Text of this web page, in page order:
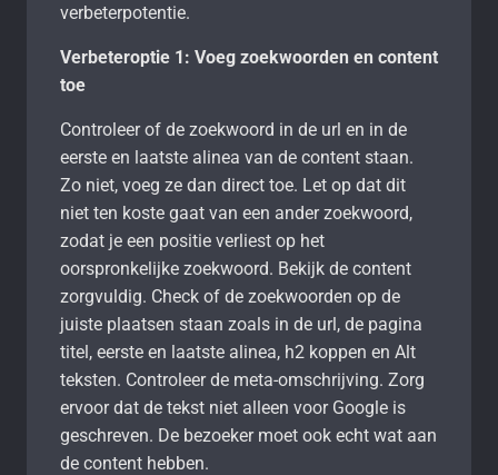
verbeterpotentie.
Verbeteroptie 1: Voeg zoekwoorden en content
toe
Controleer of de zoekwoord in de url en in de
eerste en laatste alinea van de content staan.
Zo niet, voeg ze dan direct toe. Let op dat dit
niet ten koste gaat van een ander zoekwoord,
zodat je een positie verliest op het
oorspronkelijke zoekwoord. Bekijk de content
zorgvuldig. Check of de zoekwoorden op de
juiste plaatsen staan zoals in de url, de pagina
titel, eerste en laatste alinea, h2 koppen en Alt
teksten. Controleer de meta-omschrijving. Zorg
ervoor dat de tekst niet alleen voor Google is
geschreven. De bezoeker moet ook echt wat aan
de content hebben.